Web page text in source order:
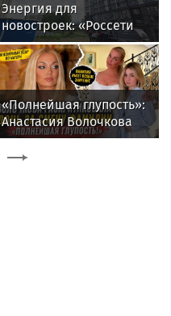
Энергия для
новостроек: «Россети
Новосибирск»
обеспечили почти 12
МВт мощности для
новых жилых
кварталов
«Полнейшая глупость»:
Анастасия Волочкова
осудила дочь за отказ
от знаменитой